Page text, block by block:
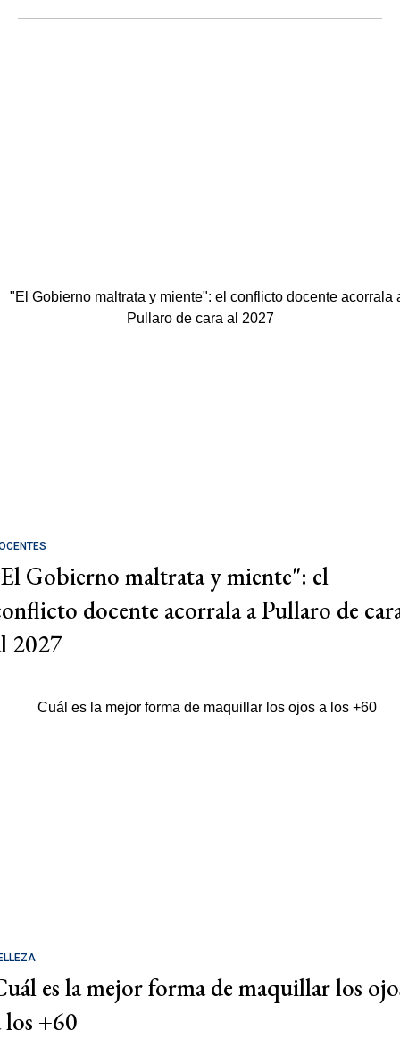
Gobierno maltrata y miente": el
docente acorrala a Pullaro de
2027
es la mejor forma de maquillar los
los +60